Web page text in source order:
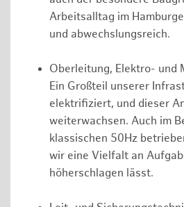
Arbeitsalltag im
und abwechslungsreich.
Oberleitung, Elektro- und
Ein Großteil unserer
elektrifiziert, und dieser
weiterwachsen. Auch im
klassischen 50Hz
wir eine Vielfalt an
höherschlagen lässt.